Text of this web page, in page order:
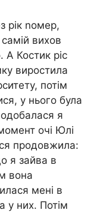
рік nомер,
вихов
Костик ріс
виростила
потім
у нього була
я
очі Юлі
продовжила:
я зайва в
вона
мені в
у них. Потім